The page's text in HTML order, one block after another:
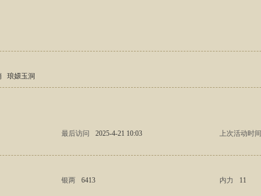
琅嬛玉洞
最后访问 2025-4-21 10:03 上次活动时间
银两 6413 内力 11